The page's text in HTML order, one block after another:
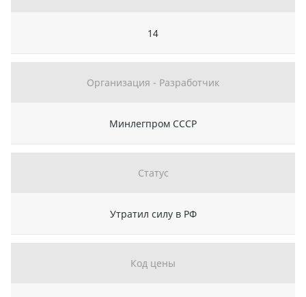
14
Организация - Разработчик
Минлегпром СССР
Статус
Утратил силу в РФ
Код цены